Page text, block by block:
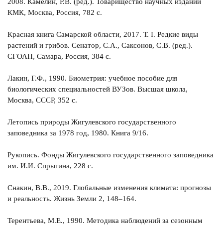
2008. Камелин, Р.В. (ред.). Товарищество научных изданий
КМК, Москва, Россия, 782 с.
Красная книга Самарской области, 2017. Т. I. Редкие виды
растений и грибов. Сенатор, С.А., Саксонов, С.В. (ред.).
СГОАН, Самара, Россия, 384 с.
Лакин, Г.Ф., 1990. Биометрия: учебное пособие для
биологических специальностей ВУЗов. Высшая школа,
Москва, СССР, 352 с.
Летопись природы Жигулевского государственного
заповедника за 1978 год, 1980. Книга 9/16.
Рукопись. Фонды Жигулевского государственного заповедника
им. И.И. Спрыгина, 228 с.
Снакин, В.В., 2019. Глобальные изменения климата: прогнозы
и реальность. Жизнь Земли 2, 148–164.
Терентьева, М.Е., 1990. Методика наблюдений за сезонным